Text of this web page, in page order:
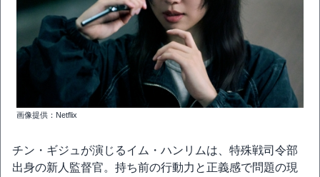
画像提供：Netflix
チン・ギジュが演じるイム・ハンリムは、特殊戦司令部
出身の新人監督官。持ち前の行動力と正義感で問題の現